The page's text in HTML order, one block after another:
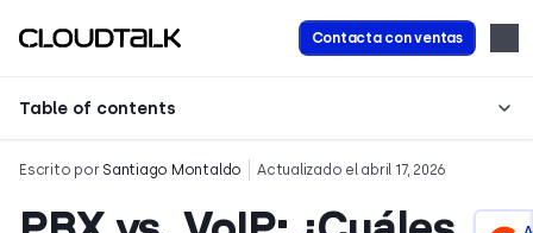
Contacta con ventas
Table of contents
Escrito por Santiago Montaldo Actualizado el abril 17, 2026